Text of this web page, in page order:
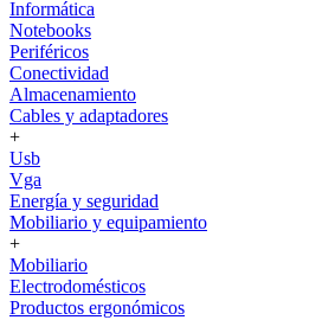
Informática
Notebooks
Periféricos
Conectividad
Almacenamiento
Cables y adaptadores
+
Usb
Vga
Energía y seguridad
Mobiliario y equipamiento
+
Mobiliario
Electrodomésticos
Productos ergonómicos